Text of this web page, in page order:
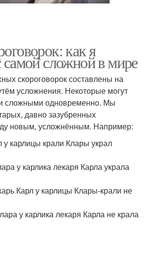
как я
самой сложной в мире
скороговорок составлены на
усложнения. Некоторые могут
сложными одновременно. Мы
давно зазубренных
новым, усложнённым. Например:
у карлицы крали Клары украл
у карлика лекаря Карла украла
Карл у карлицы Клары-крали не
у карлика лекаря Карла не крала